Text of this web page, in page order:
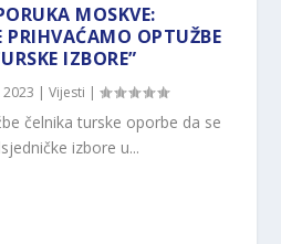
MOSKVE:
PRIHVAĆAMO OPTUŽBE
IZBORE”
2023 |Vijesti |
čelnika turske oporbe da se
izbore u...